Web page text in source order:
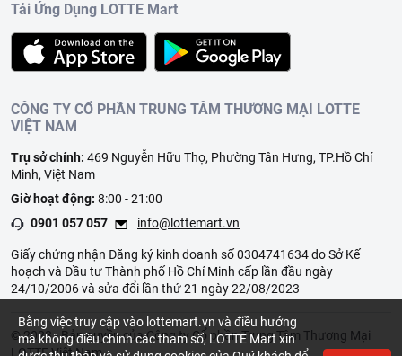
Tải Ứng Dụng LOTTE Mart
CÔNG TY CỔ PHẦN TRUNG TÂM THƯƠNG MẠI LOTTE
VIỆT NAM
Trụ sở chính: 469 Nguyễn Hữu Thọ, Phường Tân Hưng, TP.Hồ Chí
Minh, Việt Nam
Giờ hoạt động: 8:00 - 21:00
0901 057 057
info@lottemart.vn
Giấy chứng nhận Đăng ký kinh doanh số 0304741634 do Sở Kế
hoạch và Đầu tư Thành phố Hồ Chí Minh cấp lần đầu ngày
24/10/2006 và sửa đổi lần thứ 21 ngày 22/08/2023
© 2023 - Bản quyền của Công ty Cổ phần Trung Tâm Thương Mại
LOTTE Việt Nam
Bằng việc truy cập vào lottemart.vn và điều hướng
mà không điều chỉnh các tham số, LOTTE Mart xin